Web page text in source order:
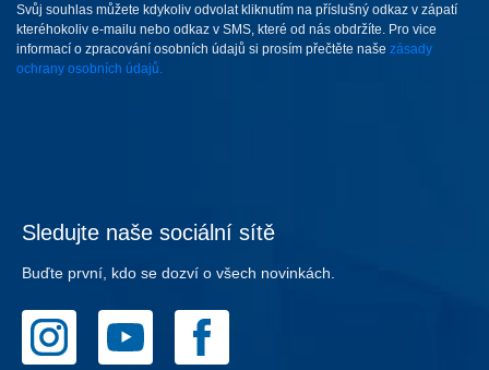
Svůj souhlas můžete kdykoliv odvolat kliknutím na příslušný odkaz v zápatí
kteréhokoliv e-mailu nebo odkaz v SMS, které od nás obdržíte. Pro vice
informací o zpracování osobních údajů si prosím přečtěte naše zásady
ochrany osobních údajů.
Sledujte naše sociální sítě
Buďte první, kdo se dozví o všech novinkách.